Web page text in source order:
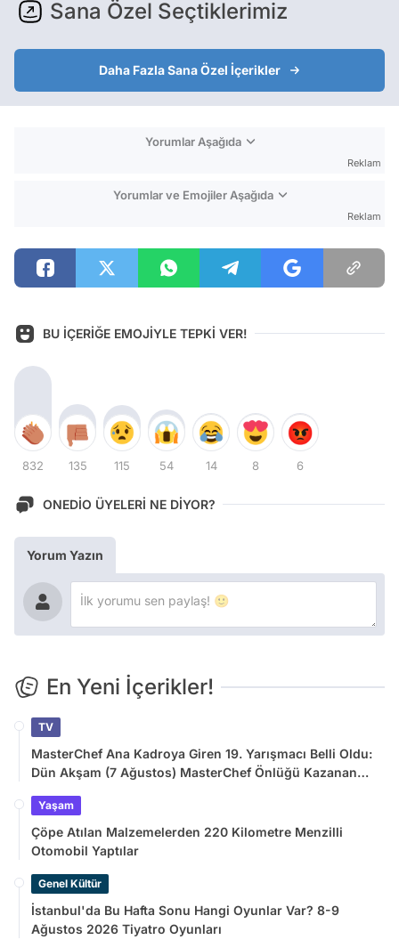
Sana Özel Seçtiklerimiz
Daha Fazla Sana Özel İçerikler
Yorumlar Aşağıda
Reklam
Yorumlar ve Emojiler Aşağıda
Reklam
BU İÇERİĞE EMOJİYLE TEPKİ VER!
832 135 115 54 14 8 6
ONEDİO ÜYELERİ NE DİYOR?
Yorum Yazın
En Yeni İçerikler!
TV
MasterChef Ana Kadroya Giren 19. Yarışmacı Belli Oldu:
Dün Akşam (7 Ağustos) MasterChef Önlüğü Kazanan
Yaşam
Çöpe Atılan Malzemelerden 220 Kilometre Menzilli
Otomobil Yaptılar
Genel Kültür
İstanbul'da Bu Hafta Sonu Hangi Oyunlar Var? 8-9
Ağustos 2026 Tiyatro Oyunları